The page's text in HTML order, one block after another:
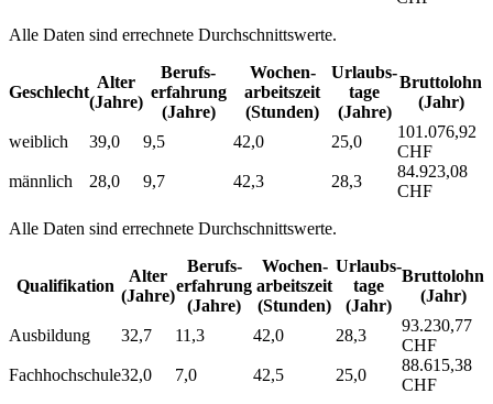
Alle Daten sind errechnete Durchschnittswerte.
Geschlecht
Alter
(Jahre)
Berufs­
erfahrung
(Jahre)
Wochen­
arbeitszeit
(Stunden)
Urlaubs­
tage
(Jahre)
Bruttolohn
(Jahr)
weiblich 39,0 9,5 42,0 25,0
101.076,92
CHF
männlich
28,0 9,7 42,3 28,3
84.923,08
CHF
Alle Daten sind errechnete Durchschnittswerte.
Qualifikation
Alter
(Jahre)
Berufs­
erfahrung
(Jahre)
Wochen­
arbeitszeit
(Stunden)
Urlaubs­
tage
(Jahr)
Bruttolohn
(Jahr)
Ausbildung 32,7 11,3 42,0 28,3
93.230,77
CHF
Fachhochschule32,0 7,0 42,5 25,0
88.615,38
CHF